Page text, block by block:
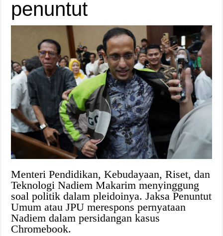
penuntut
Menteri Pendidikan, Kebudayaan, Riset, dan
Teknologi Nadiem Makarim menyinggung
soal politik dalam pleidoinya. Jaksa Penuntut
Umum atau JPU merespons pernyataan
Nadiem dalam persidangan kasus
Chromebook.